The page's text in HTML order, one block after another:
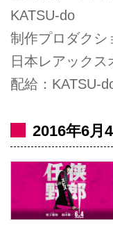
KATSU-do
制作プロダクシ
日本レアックス
配給：KATSU-
2016年6月